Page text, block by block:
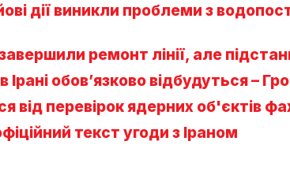
дії виникли проблеми з
ремонт лінії, але
Ірані обов’язково відбудуться –
від перевірок ядерних об'єктів
текст угоди з Іраном